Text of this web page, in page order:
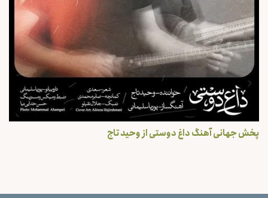
پخش جهانی آهنگ داغ دوستی از وحید تاج